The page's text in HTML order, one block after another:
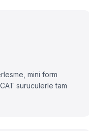
mini form
suruculerle tam